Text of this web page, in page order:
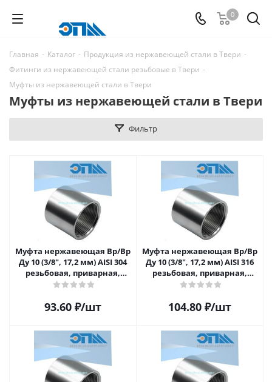
0
Главная - Каталог - Продукция из нержавеющей стали в Твери -
Фитинги из нержавеющей стали резьбовые в Твери -
Муфты из нержавеющей стали в Твери
Муфты из нержавеющей стали в Твери
Фильтр
Муфта нержавеющая Вр/Вр
Ду 10 (3/8", 17,2 мм) AISI 304
резьбовая, приварная,
прямая
93.60 ₽/шт
Муфта нержавеющая Вр/Вр
Ду 10 (3/8", 17,2 мм) AISI 316
резьбовая, приварная,
прямая
104.80 ₽/шт